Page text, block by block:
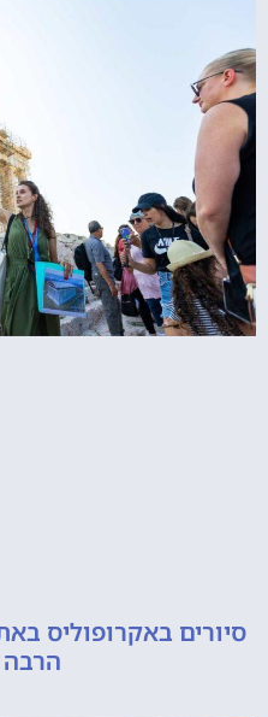
באקרופוליס באתונה
הרבה תורים